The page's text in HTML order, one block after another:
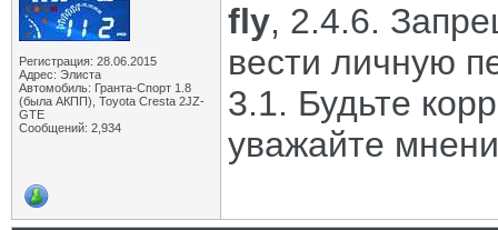
Регистрация: 28.06.2015
Адрес: Элиста
Автомобиль: Гранта-Спорт 1.8
(была АКПП), Toyota Cresta 2JZ-
GTE
Сообщений: 2,934
fly, 2.4.6.
вести личную
3.1. Будьте
уважайте